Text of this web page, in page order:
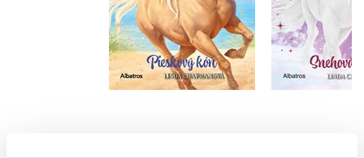
Do košíka
9,34 €
Do
9,34